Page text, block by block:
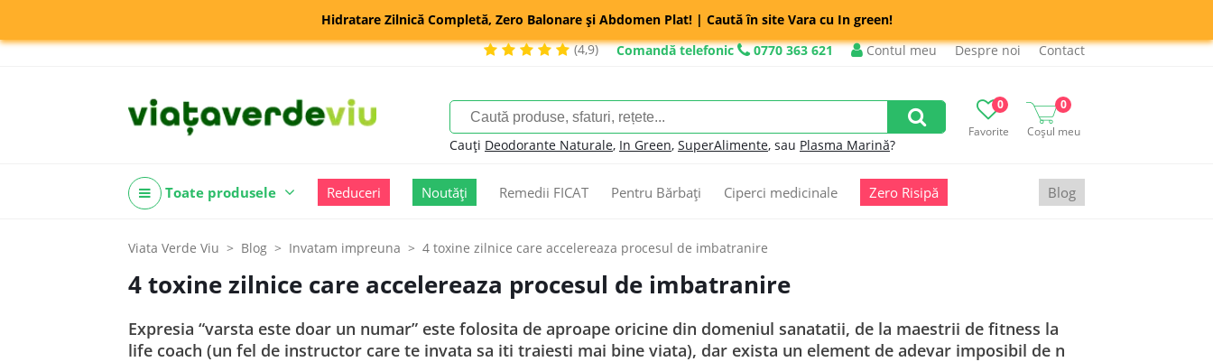
Hidratare Zilnică Completă, Zero Balonare și Abdomen Plat! | Caută în site Vara cu In green!
(4,9)
Comandă telefonic 0770 363 621 Contul meu Despre noi Contact
Favorite
0
Coșul meu
0
Cauți Deodorante Naturale, In Green, SuperAlimente, sau Plasma Marină?
Toate produsele Reduceri Noutăți Remedii FICAT Pentru Bărbați Ciperci medicinale Zero Risipă Blog
Viata Verde Viu Blog Invatam impreuna 4 toxine zilnice care accelereaza procesul de imbatranire
4 toxine zilnice care accelereaza procesul de imbatranire
Expresia “varsta este doar un numar” este folosita de aproape oricine din domeniul sanatatii, de la maestrii de fitness la
life coach (un fel de instructor care te invata sa iti traiesti mai bine viata), dar exista un element de adevar imposibil de n